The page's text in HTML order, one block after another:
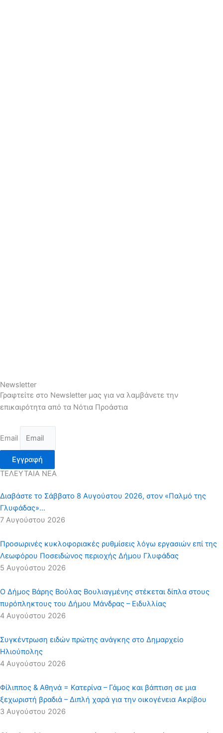
Newsletter
Γραφτείτε στο Newsletter μας για να λαμβάνετε την
επικαιρότητα από τα Νότια Προάστια
Email
Εγγραφή
ΤΕΛΕΥΤΑΙΑ ΝΕΑ
Διαβάστε το Σάββατο 8 Αυγούστου 2026, στον «Παλμό της
Γλυφάδας»…
7 Αυγούστου 2026
Προσωρινές κυκλοφοριακές ρυθμίσεις λόγω εργασιών επί της
Λεωφόρου Ποσειδώνος περιοχής Δήμου Γλυφάδας
5 Αυγούστου 2026
Ο Δήμος Βάρης Βούλας Βουλιαγμένης στέκεται δίπλα στους
πυρόπληκτους του Δήμου Μάνδρας – Ειδυλλίας
4 Αυγούστου 2026
Συγκέντρωση ειδών πρώτης ανάγκης στο Δημαρχείο
Ηλιούπολης
4 Αυγούστου 2026
Φίλιππος & Αθηνά = Κατερίνα – Γάμος και βάπτιση σε μια
ξεχωριστή βραδιά – Διπλή χαρά για την οικογένεια Ακρίβου
3 Αυγούστου 2026